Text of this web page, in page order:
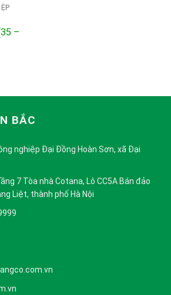
–
BẮC
nghiệp Đại Đồng Hoàn Sơn, xã Đại
7 Tòa nhà Cotana, Lô CC5A Bán đảo
Liệt, thành phố Hà Nội